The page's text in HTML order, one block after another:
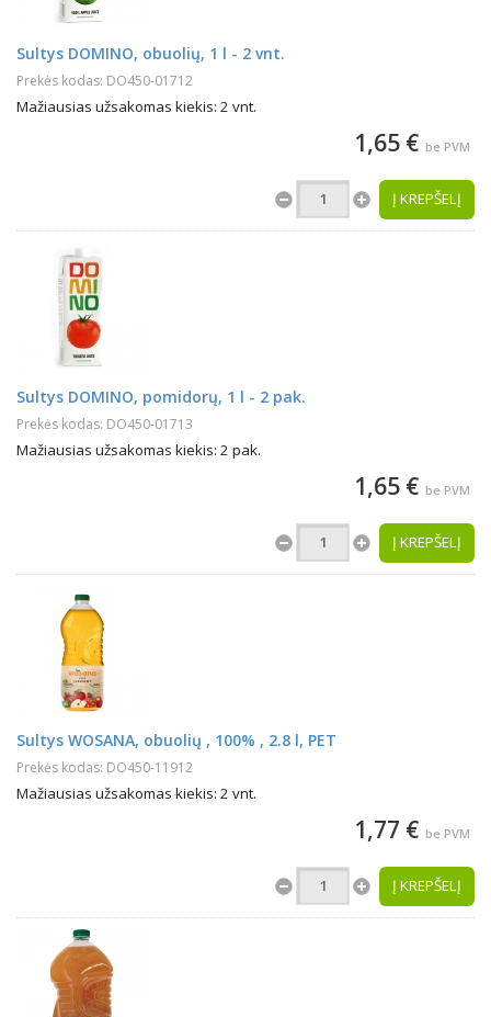
Sultys DOMINO, obuolių, 1 l - 2 vnt.
Prekės kodas: DO450-01712
Mažiausias užsakomas kiekis: 2 vnt.
1,65 € be PVM
Į KREPŠELĮ
Sultys DOMINO, pomidorų, 1 l - 2 pak.
Prekės kodas: DO450-01713
Mažiausias užsakomas kiekis: 2 pak.
1,65 € be PVM
Į KREPŠELĮ
Sultys WOSANA, obuolių , 100% , 2.8 l, PET
Prekės kodas: DO450-11912
Mažiausias užsakomas kiekis: 2 vnt.
1,77 € be PVM
Į KREPŠELĮ